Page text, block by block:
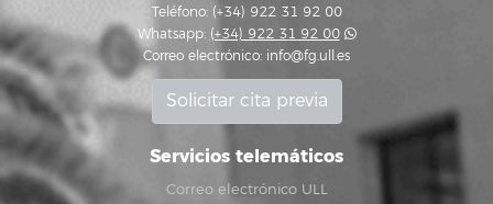
Teléfono: (+34) 922 31 92 00
Whatsapp: (+34) 922 31 92 00
Correo electrónico: info@fg.ull.es
Solicitar cita previa
Servicios telemáticos
Correo electrónico ULL